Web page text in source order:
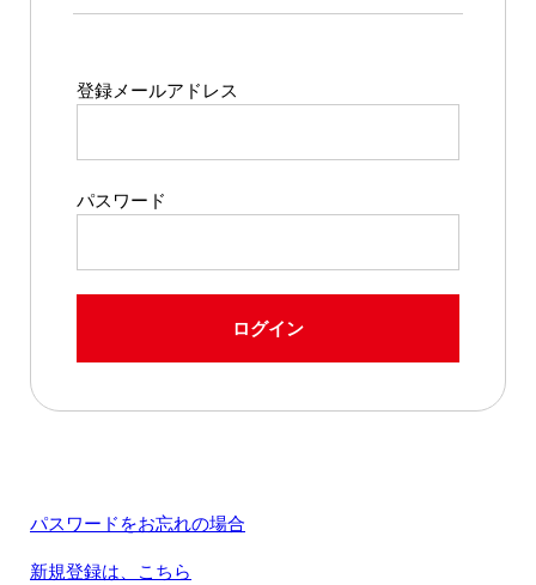
登録メールアドレス
パスワード
ログイン
パスワードをお忘れの場合
新規登録は、こちら